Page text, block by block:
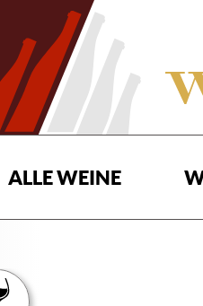
ALLE WEINE